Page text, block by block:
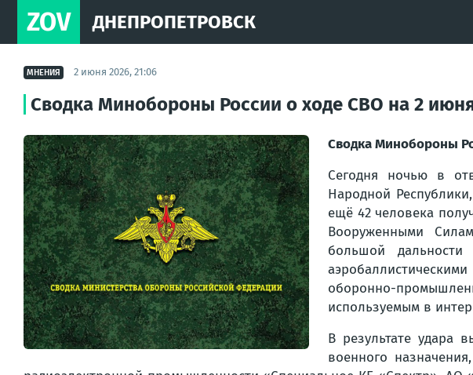
ZOV ДНЕПРОПЕТРОВСК
МНЕНИЯ 2 июня 2026, 21:06
Сводка Минобороны России о ходе СВО на 2
Сводка Минобороны
Сегодня ночью в
Народной
ещё 42 человека
Вооруженными
большой
оборонно-
используемым в
В результате удара
военного